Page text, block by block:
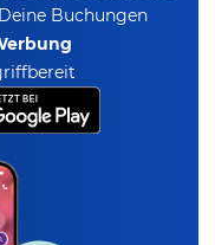
Buchungen